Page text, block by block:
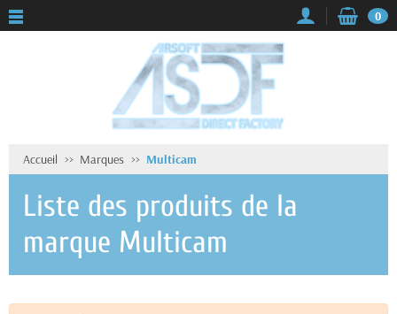
0
Accueil Marques Multicam
Liste des produits de la
marque Multicam